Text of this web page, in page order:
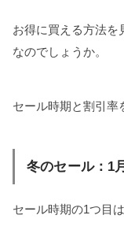
お得に買える方法を
なのでしょうか。
セール時期と割引率
冬のセール：1
セール時期の1つ目は